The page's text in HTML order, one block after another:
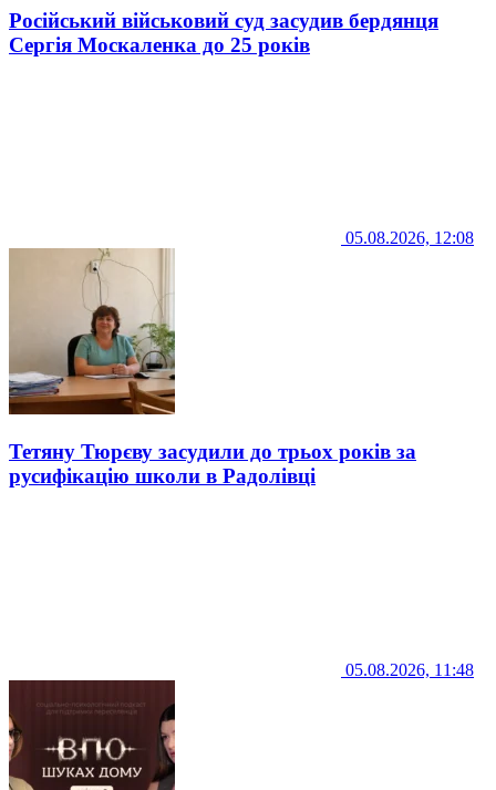
Російський військовий суд засудив бердянця
Сергія Москаленка до 25 років
05.08.2026, 12:08
Тетяну Тюрєву засудили до трьох років за
русифікацію школи в Радолівці
05.08.2026, 11:48